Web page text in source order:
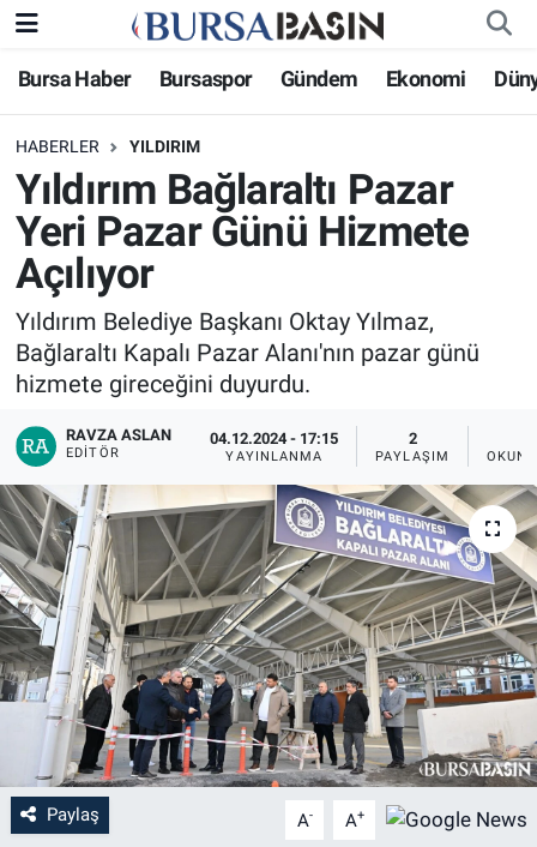
Bursa Haber Bursaspor Gündem Ekonomi
HABERLER YILDIRIM
Yıldırım Bağlaraltı Pazar
Yeri Pazar Günü Hizmete
Açılıyor
Yıldırım Belediye Başkanı Oktay Yılmaz,
Bağlaraltı Kapalı Pazar Alanı'nın pazar günü
hizmete gireceğini duyurdu.
RAVZA ASLAN
EDITÖR
04.12.2024 - 17:15
YAYINLANMA
2
PAYLAŞIM
Paylaş A- A+
Bursa Haber
Genel
Politika
Bilim, Teknoloji
KÜLTÜR-SANAT
Yerel
Bursaspor
Gündem
Sağlık
Eğitim
Ekonomi
Dünya
Teknoloji
Bursa Nöbetçi Eczaneler
Bursa Hava Durumu
Bursa Namaz Vakitleri
Bursa Trafik Yoğunluk Haritası
Süper Lig Puan Durumu ve Fikstür
Tüm Manşetler
Son Dakika Haberleri
Haber Arşivi